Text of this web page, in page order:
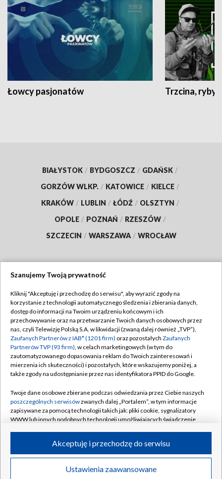
Łowcy pasjonatów Trzcina, ryby
BIAŁYSTOK / BYDGOSZCZ / GDAŃSK /
GORZÓW WLKP. / KATOWICE / KIELCE /
KRAKÓW / LUBLIN / ŁÓDŹ / OLSZTYN /
OPOLE / POZNAŃ / RZESZÓW /
SZCZECIN / WARSZAWA / WROCŁAW
TVP
Abonament TVP
Emisja w TVP
Centrum informacji TVP
Naziemna Telewizja Cyfrowa
Rada Programowa
System NOS
Informacje o nadawcy
Program dla prasy
Regulamin TVP
Polityka prywatności
Moje zgody
Pomoc
Kontakt
Kanały
©2026 Telewizja Polska S.A. w likwidacji
Szanujemy Twoją prywatność
Kliknij "Akceptuję i przechodzę do serwisu", aby wyrazić zgody na
korzystanie z technologii automatycznego śledzenia i zbierania danych,
dostęp do informacji na Twoim urządzeniu końcowym i ich
przechowywanie oraz na przetwarzanie Twoich danych osobowych przez
nas, czyli Telewizję Polską S.A. w likwidacji (zwaną dalej również „TVP”),
Zaufanych Partnerów z IAB* (1201 firm) oraz pozostałych Zaufanych
Partnerów TVP (93 firm), w celach marketingowych (w tym do
zautomatyzowanego dopasowania reklam do Twoich zainteresowań i
mierzenia ich skuteczności) i pozostałych, które wskazujemy poniżej, a
także zgody na udostępnianie przez nas identyfikatora PPID do Google.
Twoje dane osobowe zbierane podczas odwiedzania przez Ciebie naszych
poszczególnych serwisówzwanych dalej „Portalem”, w tym informacje
zapisywane za pomocą technologii takich jak: pliki cookie, sygnalizatory
WWW lub innych podobnych technologii umożliwiających świadczenie
ruchu w Internecie.
Twoje dane osobowe zbierane podczas odwiedzania przez Ciebie
poszczególnych serwisówna Portalu, takie jak adresy IP, identyfikatory
Ustawienia zaawansowane
Akceptuję i przechodzę do serwisu